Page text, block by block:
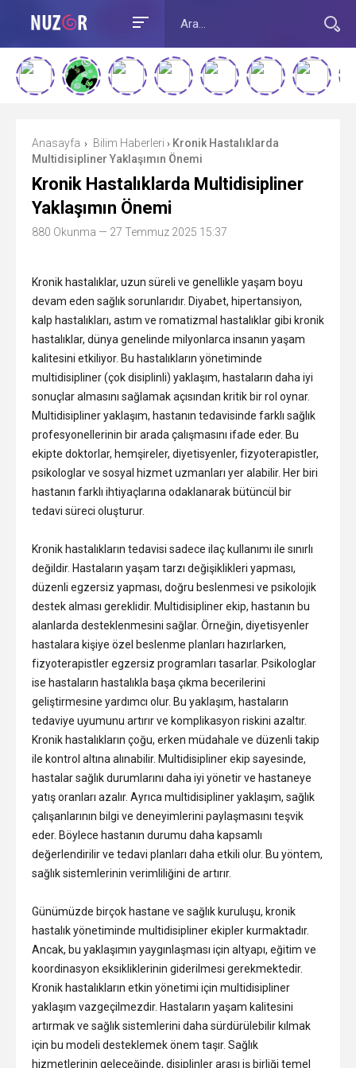
Anasayfa › Bilim Haberleri › Kronik Hastalıklarda
Multidisipliner Yaklaşımın Önemi
Kronik Hastalıklarda Multidisipliner
Yaklaşımın Önemi
880 Okunma — 27 Temmuz 2025 15:37
Kronik hastalıklar, uzun süreli ve genellikle yaşam boyu
devam eden sağlık sorunlarıdır. Diyabet, hipertansiyon,
kalp hastalıkları, astım ve romatizmal hastalıklar gibi kronik
hastalıklar, dünya genelinde milyonlarca insanın yaşam
kalitesini etkiliyor. Bu hastalıkların yönetiminde
multidisipliner (çok disiplinli) yaklaşım, hastaların daha iyi
sonuçlar almasını sağlamak açısından kritik bir rol oynar.
Multidisipliner yaklaşım, hastanın tedavisinde farklı sağlık
profesyonellerinin bir arada çalışmasını ifade eder. Bu
ekipte doktorlar, hemşireler, diyetisyenler, fizyoterapistler,
psikologlar ve sosyal hizmet uzmanları yer alabilir. Her biri
hastanın farklı ihtiyaçlarına odaklanarak bütüncül bir
tedavi süreci oluşturur.
Kronik hastalıkların tedavisi sadece ilaç kullanımı ile sınırlı
değildir. Hastaların yaşam tarzı değişiklikleri yapması,
düzenli egzersiz yapması, doğru beslenmesi ve psikolojik
destek alması gereklidir. Multidisipliner ekip, hastanın bu
alanlarda desteklenmesini sağlar. Örneğin, diyetisyenler
hastalara kişiye özel beslenme planları hazırlarken,
fizyoterapistler egzersiz programları tasarlar. Psikologlar
ise hastaların hastalıkla başa çıkma becerilerini
geliştirmesine yardımcı olur. Bu yaklaşım, hastaların
tedaviye uyumunu artırır ve komplikasyon riskini azaltır.
Kronik hastalıkların çoğu, erken müdahale ve düzenli takip
ile kontrol altına alınabilir. Multidisipliner ekip sayesinde,
hastalar sağlık durumlarını daha iyi yönetir ve hastaneye
yatış oranları azalır. Ayrıca multidisipliner yaklaşım, sağlık
çalışanlarının bilgi ve deneyimlerini paylaşmasını teşvik
eder. Böylece hastanın durumu daha kapsamlı
değerlendirilir ve tedavi planları daha etkili olur. Bu yöntem,
sağlık sistemlerinin verimliliğini de artırır.
Günümüzde birçok hastane ve sağlık kuruluşu, kronik
hastalık yönetiminde multidisipliner ekipler kurmaktadır.
Ancak, bu yaklaşımın yaygınlaşması için altyapı, eğitim ve
koordinasyon eksikliklerinin giderilmesi gerekmektedir.
Kronik hastalıkların etkin yönetimi için multidisipliner
yaklaşım vazgeçilmezdir. Hastaların yaşam kalitesini
artırmak ve sağlık sistemlerini daha sürdürülebilir kılmak
için bu modeli desteklemek önem taşır. Sağlık
hizmetlerinin geleceğinde, disiplinler arası iş birliği temel